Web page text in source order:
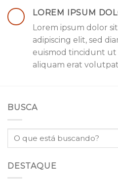
LOREM IPSUM
Lorem ipsum dolor
adipiscing elit, sed
euismod tincidunt
aliquam erat
BUSCA
DESTAQUE